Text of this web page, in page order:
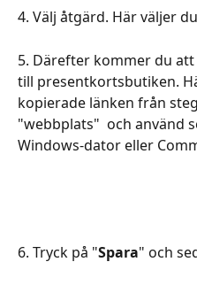
4. Välj åtgärd. Här väljer
5. Därefter kommer du
till presentkortsbutiken.
kopierade länken från
"webbplats"  och använd
Windows-dator eller
6. Tryck på "Spara" och